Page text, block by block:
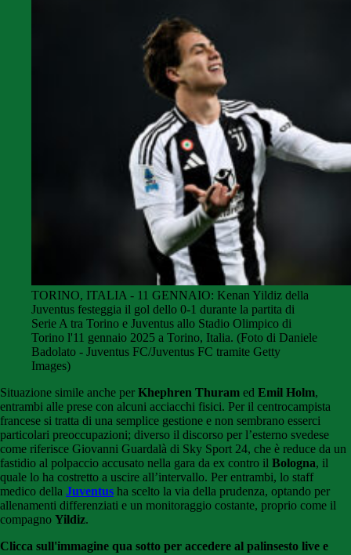
TORINO, ITALIA - 11 GENNAIO: Kenan Yildiz della
Juventus festeggia il gol dello 0-1 durante la partita di
Serie A tra Torino e Juventus allo Stadio Olimpico di
Torino l'11 gennaio 2025 a Torino, Italia. (Foto di Daniele
Badolato - Juventus FC/Juventus FC tramite Getty
Images)
Situazione simile anche per Khephren Thuram ed Emil Holm,
entrambi alle prese con alcuni acciacchi fisici. Per il centrocampista
francese si tratta di una semplice gestione e non sembrano esserci
particolari preoccupazioni; diverso il discorso per l’esterno svedese
come riferisce Giovanni Guardalà di Sky Sport 24, che è reduce da un
fastidio al polpaccio accusato nella gara da ex contro il Bologna, il
quale lo ha costretto a uscire all’intervallo. Per entrambi, lo staff
medico della Juventus ha scelto la via della prudenza, optando per
allenamenti differenziati e un monitoraggio costante, proprio come il
compagno Yildiz.
Clicca sull'immagine qua sotto per accedere al palinsesto live e